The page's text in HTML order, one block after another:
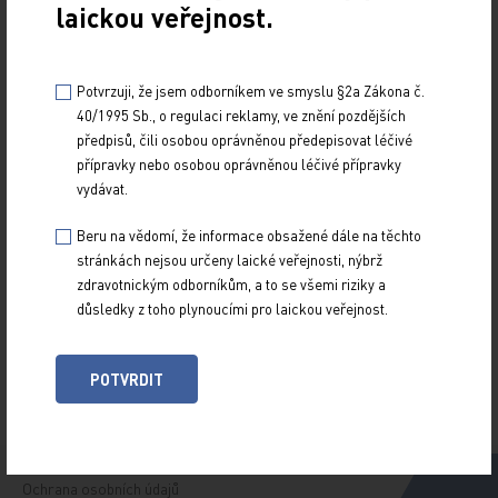
Z NOVINEK
ARCHIV
RUBRIKY
SPECIÁLY
O TITULU
Naše tituly
Ochrana osobních údajů
laickou veřejnost.
Potvrzuji, že jsem odborníkem ve smyslu §2a Zákona č.
40/1995 Sb., o regulaci reklamy, ve znění pozdějších
předpisů, čili osobou oprávněnou předepisovat léčivé
přípravky nebo osobou oprávněnou léčivé přípravky
vydávat.
Beru na vědomí, že informace obsažené dále na těchto
stránkách nejsou určeny laické veřejnosti, nýbrž
zdravotnickým odborníkům, a to se všemi riziky a
důsledky z toho plynoucími pro laickou veřejnost.
POTVRDIT